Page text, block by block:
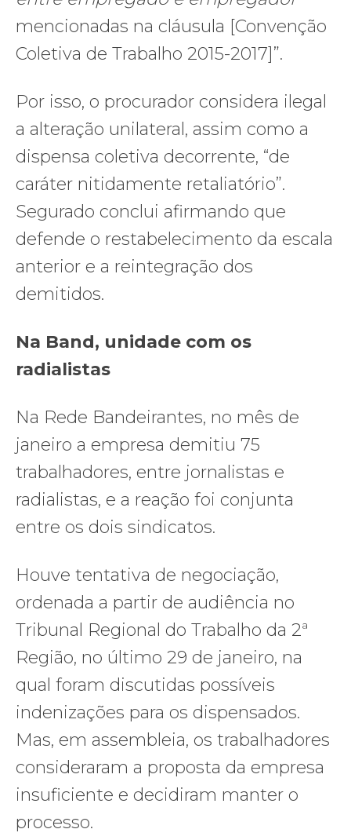
mencionadas na cláusula [Convenção
Coletiva de Trabalho 2015-2017]”.
Por isso, o procurador considera ilegal
a alteração unilateral, assim como a
dispensa coletiva decorrente, “de
caráter nitidamente retaliatório”.
Segurado conclui afirmando que
defende o restabelecimento da escala
anterior e a reintegração dos
demitidos.
Na Band, unidade com os
radialistas
Na Rede Bandeirantes, no mês de
janeiro a empresa demitiu 75
trabalhadores, entre jornalistas e
radialistas, e a reação foi conjunta
entre os dois sindicatos.
Houve tentativa de negociação,
ordenada a partir de audiência no
Tribunal Regional do Trabalho da 2ª
Região, no último 29 de janeiro, na
qual foram discutidas possíveis
indenizações para os dispensados.
Mas, em assembleia, os trabalhadores
consideraram a proposta da empresa
insuficiente e decidiram manter o
processo.